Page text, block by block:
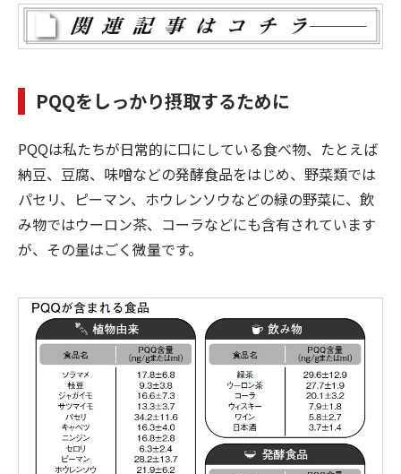
PQQをしっかり摂取するために
PQQは私たちが日常的に口にしている食べ物、たとえば
納豆、豆腐、味噌などの発酵食品をはじめ、野菜類では
パセリ、ピーマン、ホウレンソウなどの緑の野菜に、飲
み物ではウーロン茶、コーラなどにも含有されています
が、その量はごく微量です。